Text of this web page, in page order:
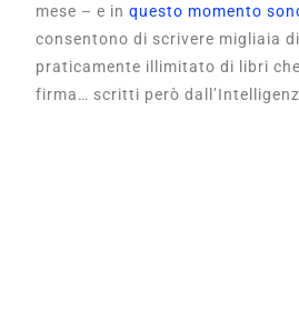
mese – e inquesto momento
consentono di scrivere migliaia
praticamente illimitato di libri
firma… scritti però